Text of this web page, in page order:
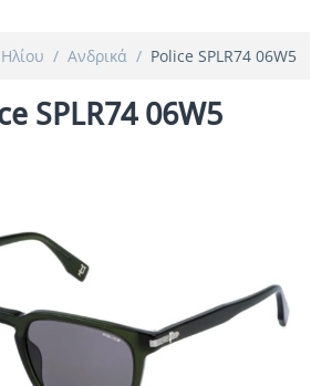
/ Ανδρικά / Police SPLR74 06W5
SPLR74 06W5